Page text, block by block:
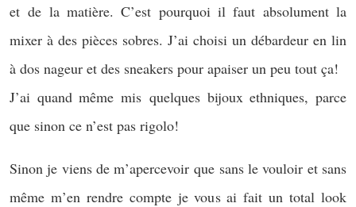
et de la matière. C’est pourquoi il faut absolument la
mixer à des pièces sobres. J’ai choisi un débardeur en lin
à dos nageur et des sneakers pour apaiser un peu tout ça!
J’ai quand même mis quelques bijoux ethniques, parce
que sinon ce n’est pas rigolo!
Sinon je viens de m’apercevoir que sans le vouloir et sans
même m’en rendre compte je vous ai fait un total look